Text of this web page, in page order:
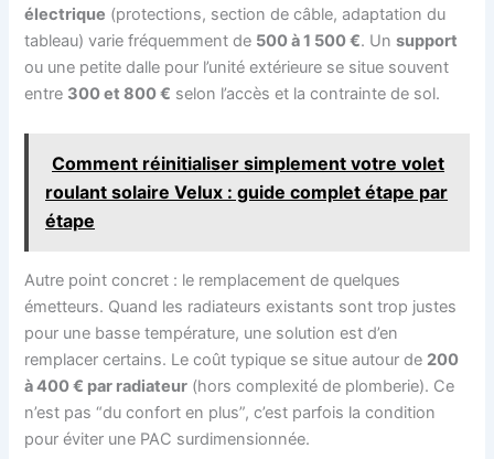
électrique (protections, section de câble, adaptation du
tableau) varie fréquemment de 500 à 1 500 €. Unsupport
ou une petite dalle pour l’unité extérieure se situe souvent
entre 300 et 800 € selon l’accès et la contrainte de sol.
Comment réinitialiser simplement votre volet
roulant solaire Velux : guide complet étape par
étape
Autre point concret : le remplacement de quelques
émetteurs. Quand les radiateurs existants sont trop justes
pour une basse température, une solution est d’en
remplacer certains. Le coût typique se situe autour de 200
à 400 € par radiateur (hors complexité de plomberie). Ce
n’est pas “du confort en plus”, c’est parfois la condition
pour éviter une PAC surdimensionnée.